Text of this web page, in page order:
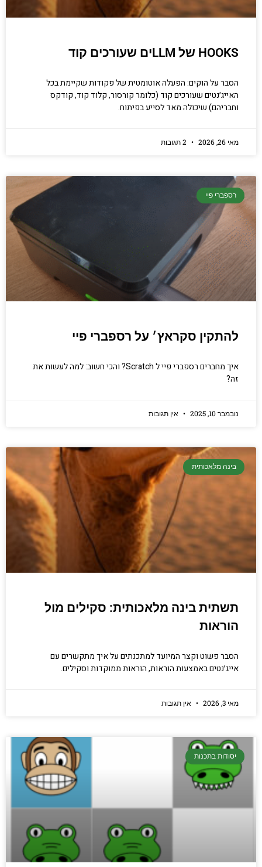
HOOKS של LLMים שעורכים קוד
הסבר על הוקים: הפעלה אוטומטית של פקודות שקיימת בכל
האייג׳נטים שעורכים קוד (כלומר קורסור, קלוד קוד, קודקס
וחבריהם) שיכולה מאד לסייע בפיתוח.
מאי 26, 2026
רספברי פיי
להתקין סקראץ׳ על רספברי פיי
איך מחברים רספברי פיי ל Scratch? והכי חשוב: למה לעשות את
זה?
נובמבר 10, 2025 אין תגובות
בינה מלאכותית
תשתית בינה מלאכותית: סקילים מול
הוראות
הסבר פשוט וקצר המיועד למתכנתים על איך מתקשרים עם
אייג׳נטים באמצעות הוראות, הוראות ממוקדות וסקילים.
מאי 3, 2026 אין תגובות
יסודות בתכנות